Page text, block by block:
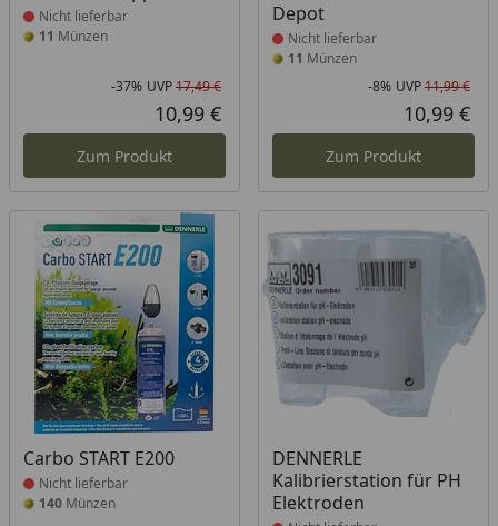
Nicht lieferbar
11 Münzen
Rabatt in Prozent
-37%
Ursprünglicher Preis
UVP17,49 €
Aktueller Preis
10,99 €
Zum Produkt
Depot
Nicht lieferbar
11 Münzen
-8% UVP11,99 €
10,99 €
Zum Produkt
Carbo START E200
Produkt nicht lieferbar
Nicht lieferbar
140 Münzen
DENNERLE
Kalibrierstation für PH
Elektroden
Produkt nicht lieferbar